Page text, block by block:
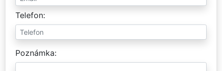
Telefon
Poznámka